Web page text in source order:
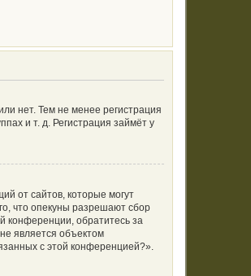
нет. Тем не менее регистрация
и т. д. Регистрация займёт у
от сайтов, которые могут
что опекуны разрешают сбор
конференции, обратитесь за
является объектом
с этой конференцией?».